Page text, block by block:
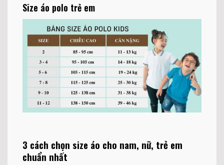
Size áo polo trẻ em
3 cách chọn size áo cho nam, nữ, trẻ em
chuẩn nhất